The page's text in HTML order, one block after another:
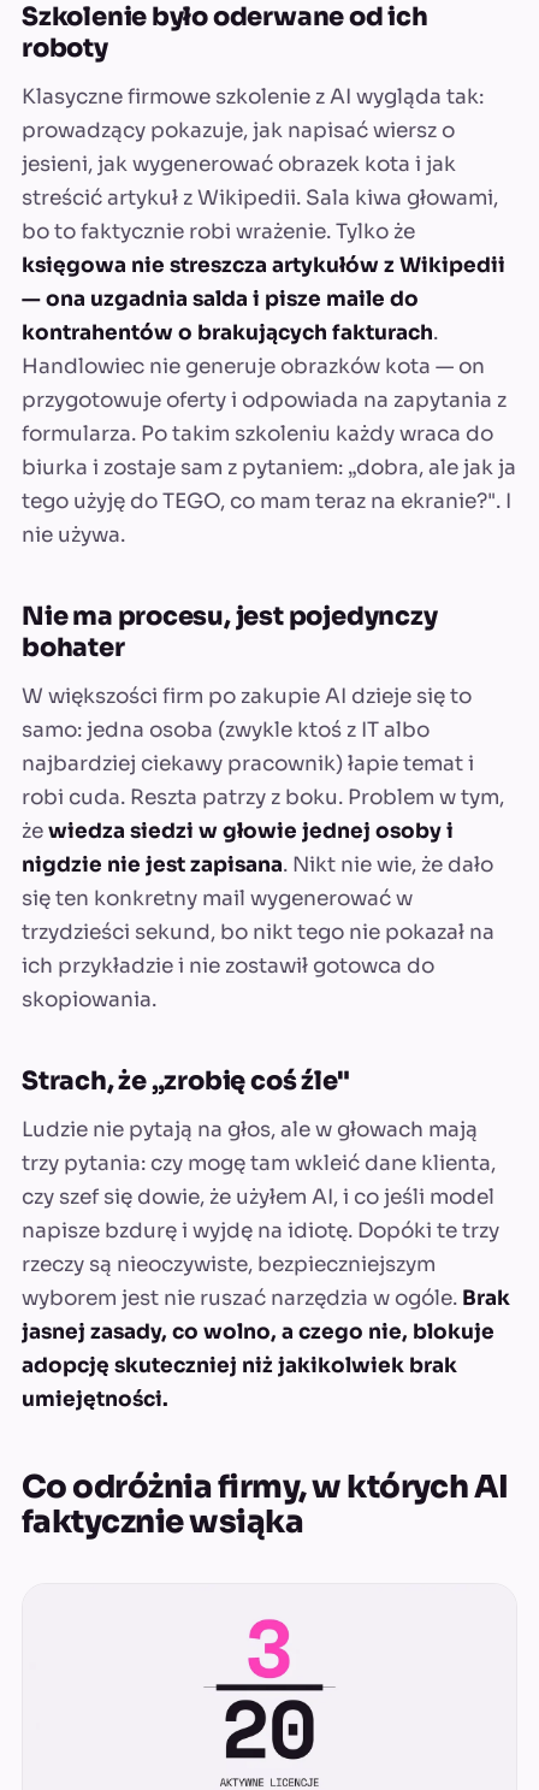
Szkolenie było oderwane od ich
roboty
Klasyczne firmowe szkolenie z AI wygląda tak:
prowadzący pokazuje, jak napisać wiersz o
jesieni, jak wygenerować obrazek kota i jak
streścić artykuł z Wikipedii. Sala kiwa głowami,
bo to faktycznie robi wrażenie. Tylko że
księgowa nie streszcza artykułów z Wikipedii
— ona uzgadnia salda i pisze maile do
kontrahentów o brakujących fakturach.
Handlowiec nie generuje obrazków kota — on
przygotowuje oferty i odpowiada na zapytania z
formularza. Po takim szkoleniu każdy wraca do
biurka i zostaje sam z pytaniem: „dobra, ale jak ja
tego użyję do TEGO, co mam teraz na ekranie?". I
nie używa.
Nie ma procesu, jest pojedynczy
bohater
W większości firm po zakupie AI dzieje się to
samo: jedna osoba (zwykle ktoś z IT albo
najbardziej ciekawy pracownik) łapie temat i
robi cuda. Reszta patrzy z boku. Problem w tym,
żewiedza siedzi w głowie jednej osoby i
nigdzie nie jest zapisana. Nikt nie wie, że dało
się ten konkretny mail wygenerować w
trzydzieści sekund, bo nikt tego nie pokazał na
ich przykładzie i nie zostawił gotowca do
skopiowania.
Strach, że „zrobię coś źle"
Ludzie nie pytają na głos, ale w głowach mają
trzy pytania: czy mogę tam wkleić dane klienta,
czy szef się dowie, że użyłem AI, i co jeśli model
napisze bzdurę i wyjdę na idiotę. Dopóki te trzy
rzeczy są nieoczywiste, bezpieczniejszym
wyborem jest nie ruszać narzędzia w ogóle. Brak
jasnej zasady, co wolno, a czego nie, blokuje
adopcję skuteczniej niż jakikolwiek brak
umiejętności.
Co odróżnia firmy, w których AI
faktycznie wsiąka